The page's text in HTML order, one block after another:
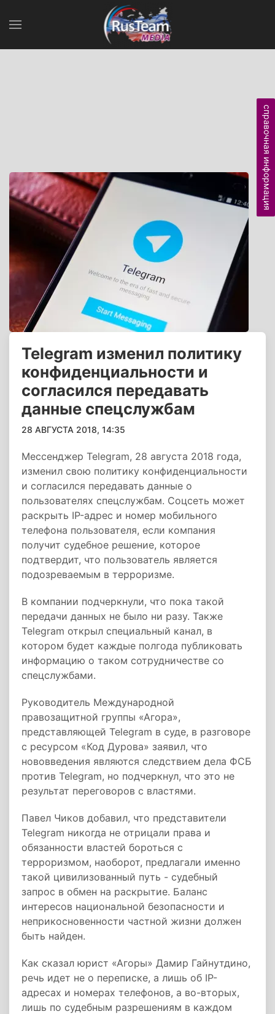
Telegram изменил политику
конфиденциальности и
согласился передавать
данные спецслужбам
28 АВГУСТА 2018, 14:35
Мессенджер Telegram, 28 августа 2018 года,
изменил свою политику конфиденциальности
и согласился передавать данные о
пользователях спецслужбам. Соцсеть может
раскрыть IP-адрес и номер мобильного
телефона пользователя, если компания
получит судебное решение, которое
подтвердит, что пользователь является
подозреваемым в терроризме.
В компании подчеркнули, что пока такой
передачи данных не было ни разу. Также
Telegram открыл специальный канал, в
котором будет каждые полгода публиковать
информацию о таком сотрудничестве со
спецслужбами.
Руководитель Международной
правозащитной группы «Агора»,
представляющей Telegram в суде, в разговоре
с ресурсом «Код Дурова» заявил, что
нововведения являются следствием дела ФСБ
против Telegram, но подчеркнул, что это не
результат переговоров с властями.
Павел Чиков добавил, что представители
Telegram никогда не отрицали права и
обязанности властей бороться с
терроризмом, наоборот, предлагали именно
такой цивилизованный путь - судебный
запрос в обмен на раскрытие. Баланс
интересов национальной безопасности и
неприкосновенности частной жизни должен
быть найден.
Как сказал юрист «Агоры» Дамир Гайнутдино,
речь идет не о переписке, а лишь об IP-
адресах и номерах телефонов, а во-вторых,
лишь по судебным разрешениям в каждом
справочная информация